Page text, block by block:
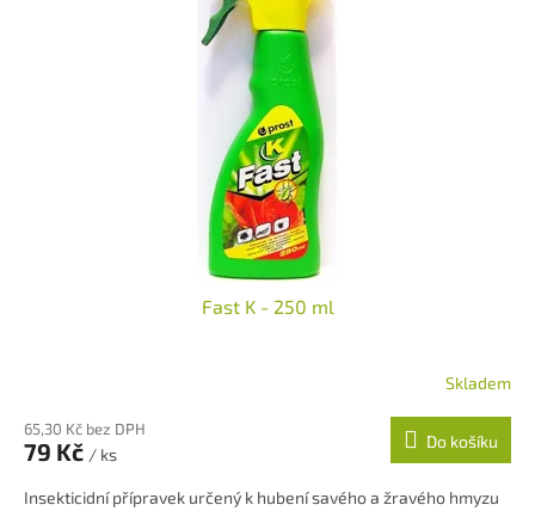
Fast K - 250 ml
Skladem
65,30 Kč bez DPH
79 Kč / ks
Do košíku
Insekticidní přípravek určený k hubení savého a žravého hmyzu